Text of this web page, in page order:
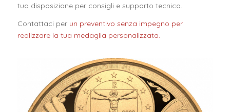
tua disposizione per consigli e supporto tecnico.
Contattaci per un preventivo senza impegno per
realizzare la tua medaglia personalizzata.